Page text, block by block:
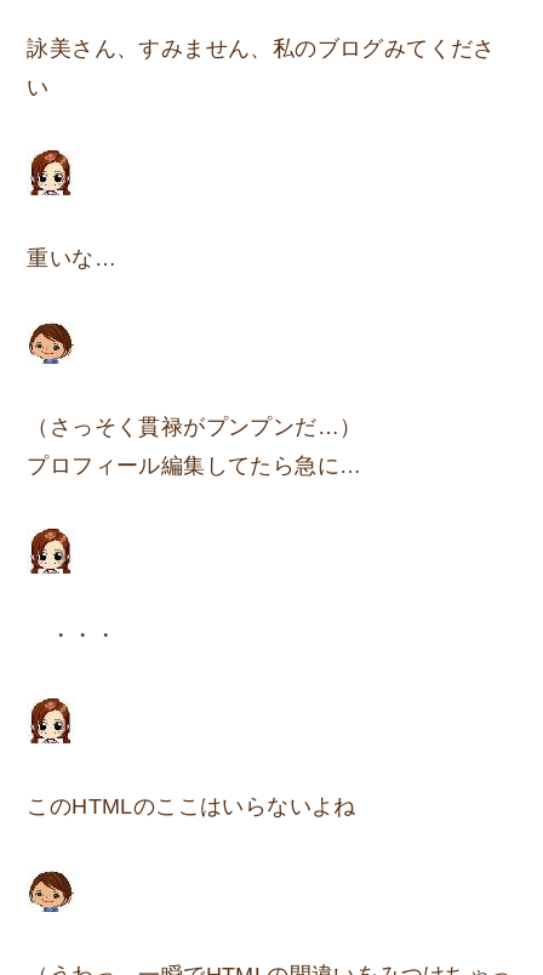
詠美さん、すみません、私のブログみてくださ
い
重いな…
（さっそく貫禄がプンプンだ…）
プロフィール編集してたら急に…
・・・
このHTMLのここはいらないよね